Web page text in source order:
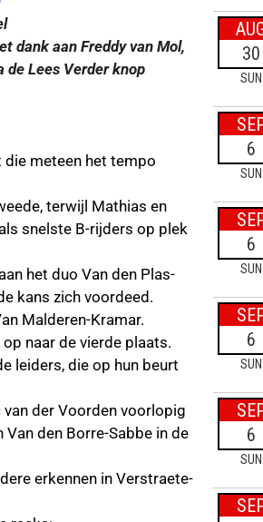
dank aan Freddy van Mol,
de Lees Verder knop
die meteen het tempo
terwijl Mathias en
snelste B-rijders op plek
het duo Van den Plas-
kans zich voordeed.
Malderen-Kramar.
naar de vierde plaats.
leiders, die op hun beurt
der Voorden voorlopig
den Borre-Sabbe in de
erkennen in Verstraete-
30
SUN
6
SUN
6
SUN
6
SUN
6
SUN